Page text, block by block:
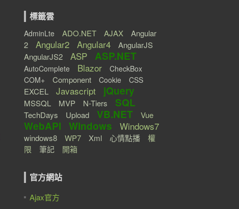
標籤雲
AdminLte ADO.NET AJAX
Angular
2
Angular2 Angular4
AngularJS
AngularJS2
ASP ASP.NET
AutoComplete Blazor
CheckBox
COM+
Component Cookie CSS
EXCEL Javascript jQuery
MSSQL MVP N-Tiers SQL
TechDays Upload VB.NET Vue
WebAPI Windows Windows7
windows8 WP7 Xml 心情點播
權
限
筆記 開箱
官方網站
Ajax官方